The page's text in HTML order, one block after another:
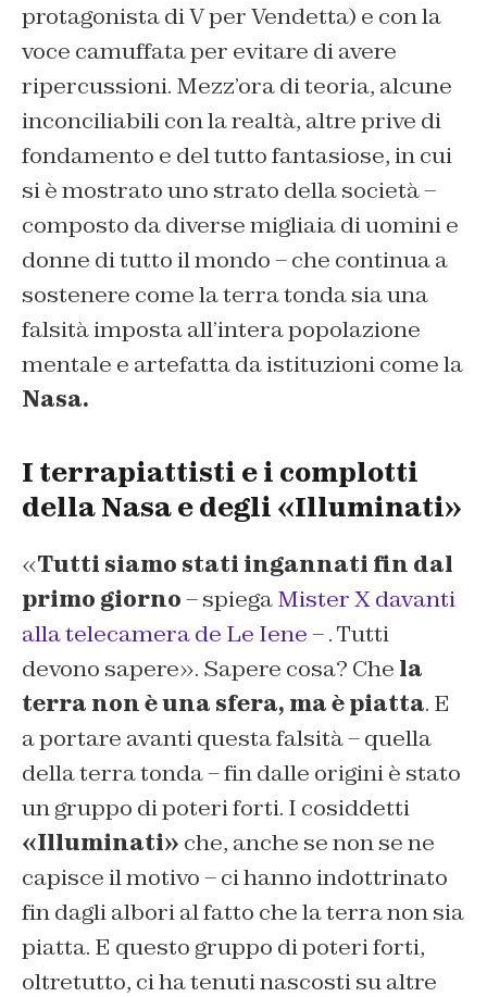
protagonista di V per Vendetta) e con la
voce camuffata per evitare di avere
ripercussioni. Mezz’ora di teoria, alcune
inconciliabili con la realtà, altre prive di
fondamento e del tutto fantasiose, in cui
si è mostrato uno strato della società –
composto da diverse migliaia di uomini e
donne di tutto il mondo – che continua a
sostenere come la terra tonda sia una
falsità imposta all’intera popolazione
mentale e artefatta da istituzioni come la
Nasa.
I terrapiattisti e i complotti
della Nasa e degli «Illuminati»
«Tutti siamo stati ingannati fin dal
primo giorno– spiegaMister X davanti
alla telecamera de Le Iene– . Tutti
devono sapere». Sapere cosa? Che la
terra non è una sfera, ma è piatta. E
a portare avanti questa falsità – quella
della terra tonda – fin dalle origini è stato
un gruppo di poteri forti. I cosiddetti
«Illuminati» che, anche se non se ne
capisce il motivo – ci hanno indottrinato
fin dagli albori al fatto che la terra non sia
piatta. E questo gruppo di poteri forti,
oltretutto, ci ha tenuti nascosti su altre